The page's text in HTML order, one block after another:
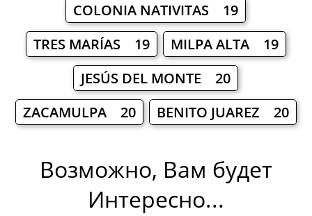
COLONIA NATIVITAS 19
TRES MARÍAS 19
MILPA ALTA 19
JESÚS DEL MONTE 20
ZACAMULPA 20
BENITO JUAREZ 20
Возможно, Вам будет
Интересно...